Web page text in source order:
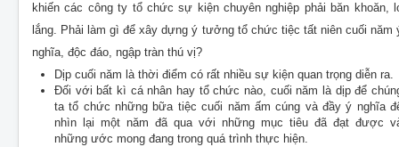
khiến các công ty tổ chức sự kiện chuyên nghiệp phải băn khoăn,
lắng. Phải làm gì để xây dựng ý tưởng tổ chức tiệc tất niên cuối năm
nghĩa, độc đáo, ngập tràn thú vị?
Dịp cuối năm là thời điểm có rất nhiều sự kiện quan trọng diễn ra.
Đối với bất kì cá nhân hay tổ chức nào, cuối năm là dịp để
ta tổ chức những bữa tiệc cuối năm ấm cúng và đầy ý nghĩa
nhìn lại một năm đã qua với những mục tiêu đã đạt được
những ước mong đang trong quá trình thực hiện.